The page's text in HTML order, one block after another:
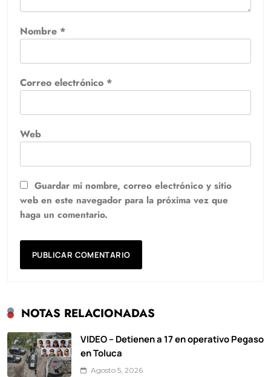
Nombre *
Correo electrónico *
Web
Guardar mi nombre, correo electrónico y sitio
web en este navegador para la próxima vez que
haga un comentario.
NOTAS RELACIONADAS
VIDEO – Detienen a 17 en operativo Pegaso
en Toluca
Agosto 5, 2026